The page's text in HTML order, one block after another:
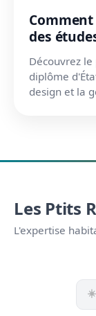
des
Découvrez
diplôme
design et la
Les Ptits
L'expertise
☀️